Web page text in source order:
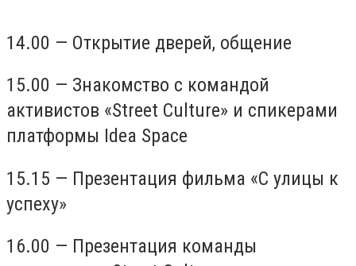
14.00 — Открытие дверей, общение
15.00 — Знакомство с командой
активистов «Street Culture» и спикерами
платформы Idea Space
15.15 — Презентация фильма «С улицы к
успеху»
16.00 — Презентация команды